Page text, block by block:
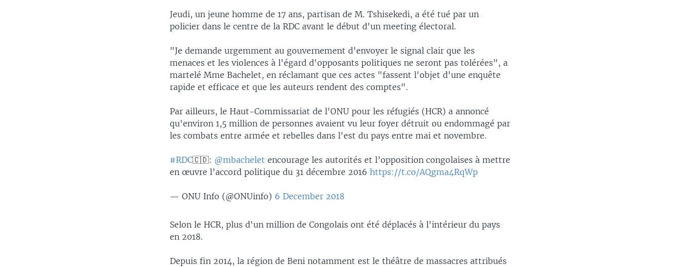
Jeudi, un jeune homme de 17 ans, partisan de M. Tshisekedi, a été tué par un
policier dans le centre de la RDC avant le début d'un meeting électoral.
"Je demande urgemment au gouvernement d'envoyer le signal clair que les
menaces et les violences à l'égard d'opposants politiques ne seront pas tolérées", a
martelé Mme Bachelet, en réclamant que ces actes "fassent l'objet d'une enquête
rapide et efficace et que les auteurs rendent des comptes".
Par ailleurs, le Haut-Commissariat de l'ONU pour les réfugiés (HCR) a annoncé
qu'environ 1,5 million de personnes avaient vu leur foyer détruit ou endommagé par
les combats entre armée et rebelles dans l'est du pays entre mai et novembre.
#RDC🇨🇩: @mbachelet encourage les autorités et l’opposition congolaises à mettre
en œuvre l’accord politique du 31 décembre 2016https://t.co/AQgma4RqWp
— ONU Info (@ONUinfo) 6 December 2018
Selon le HCR, plus d'un million de Congolais ont été déplacés à l'intérieur du pays
en 2018.
Depuis fin 2014, la région de Beni notamment est le théâtre de massacres attribués